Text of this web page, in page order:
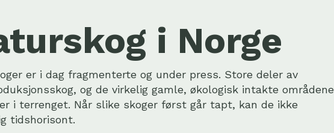
i Norge
er i dag fragmenterte og under press. Store deler av
og de virkelig gamle, økologisk intakte områdene
i terrenget. Når slike skoger først går tapt, kan de ikke
tidshorisont.